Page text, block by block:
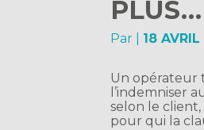
PLUS…
Par 18
Un opérateur
l’indemniser
selon le client,
pour qui la